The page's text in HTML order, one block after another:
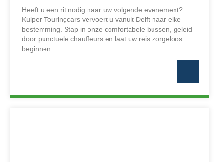
Heeft u een rit nodig naar uw volgende evenement?
Kuiper Touringcars vervoert u vanuit Delft naar elke
bestemming. Stap in onze comfortabele bussen, geleid
door punctuele chauffeurs en laat uw reis zorgeloos
beginnen.